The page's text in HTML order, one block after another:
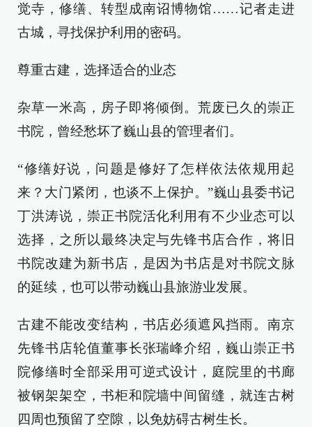
觉寺，修缮、转型成南诏博物馆……记者走进
古城，寻找保护利用的密码。
尊重古建，选择适合的业态
杂草一米高，房子即将倾倒。荒废已久的崇正
书院，曾经愁坏了巍山县的管理者们。
“修缮好说，问题是修好了怎样依法依规用起
来？大门紧闭，也谈不上保护。”巍山县委书记
丁洪涛说，崇正书院活化利用有不少业态可以
选择，之所以最终决定与先锋书店合作，将旧
书院改建为新书店，是因为书店是对书院文脉
的延续，也可以带动巍山县旅游业发展。
古建不能改变结构，书店必须遮风挡雨。南京
先锋书店轮值董事长张瑞峰介绍，巍山崇正书
院修缮时全部采用可逆式设计，庭院里的书廊
被钢架架空，书柜和院墙中间留缝，就连古树
四周也预留了空隙，以免妨碍古树生长。